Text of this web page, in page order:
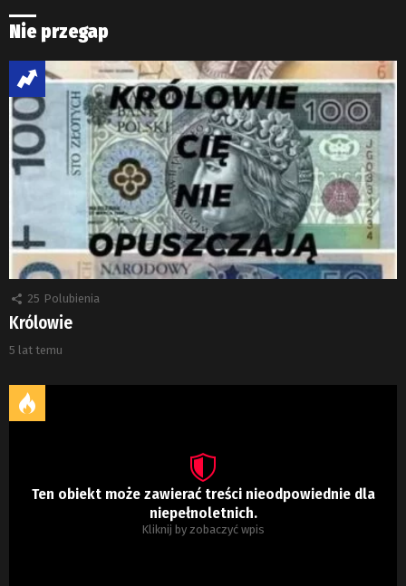
Nie przegap
25 Polubienia
Królowie
5 lat temu
Ten obiekt może zawierać treści nieodpowiednie dla
niepełnoletnich.
Kliknij by zobaczyć wpis